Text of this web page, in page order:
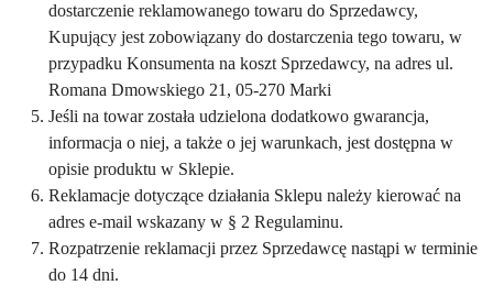
dostarczenie reklamowanego towaru do Sprzedawcy,
Kupujący jest zobowiązany do dostarczenia tego towaru, w
przypadku Konsumenta na koszt Sprzedawcy, na adres ul.
Romana Dmowskiego 21, 05-270 Marki
Jeśli na towar została udzielona dodatkowo gwarancja,
informacja o niej, a także o jej warunkach, jest dostępna w
opisie produktu w Sklepie.
Reklamacje dotyczące działania Sklepu należy kierować na
adres e-mail wskazany w § 2 Regulaminu.
Rozpatrzenie reklamacji przez Sprzedawcę nastąpi w terminie
do 14 dni.